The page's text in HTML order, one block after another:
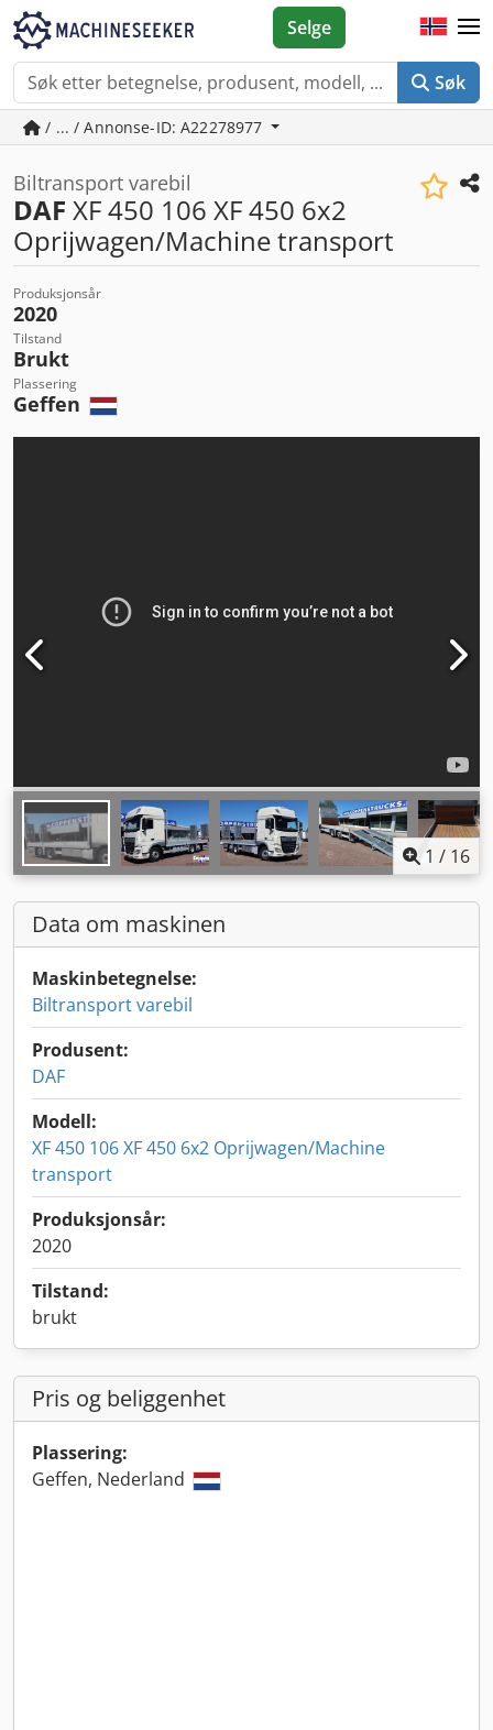
Søk
Selge
/ ... / Annonse-ID: A22278977
Biltransport varebil
DAF XF 450 106 XF 450 6x2
Oprijwagen/Machine transport
Produksjonsår
2020
Tilstand
Brukt
Plassering
Geffen
1 / 16
Data om maskinen
Maskinbetegnelse:
Biltransport varebil
Produsent:
DAF
Modell:
XF 450 106 XF 450 6x2 Oprijwagen/Machine
transport
Produksjonsår:
2020
Tilstand:
brukt
Pris og beliggenhet
Plassering:
Geffen, Nederland